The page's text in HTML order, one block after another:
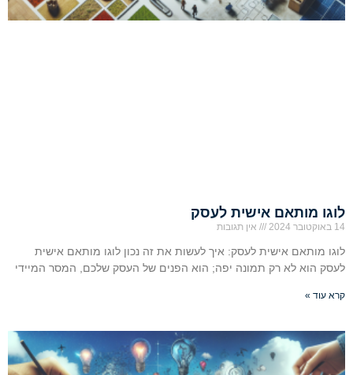
לוגו מותאם אישית לעסק
14 באוקטובר 2024 אין תגובות
לוגו מותאם אישית לעסק: איך לעשות את זה נכון לוגו מותאם אישית
לעסק הוא לא רק תמונה יפה; הוא הפנים של העסק שלכם, המסר המיידי
קרא עוד »